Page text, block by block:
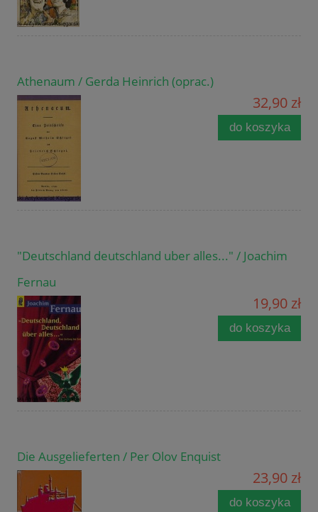
Athenaum / Gerda Heinrich (oprac.)
32,90 zł
do koszyka
"Deutschland deutschland uber alles..." / Joachim
Fernau
19,90 zł
do koszyka
Die Ausgelieferten / Per Olov Enquist
23,90 zł
do koszyka